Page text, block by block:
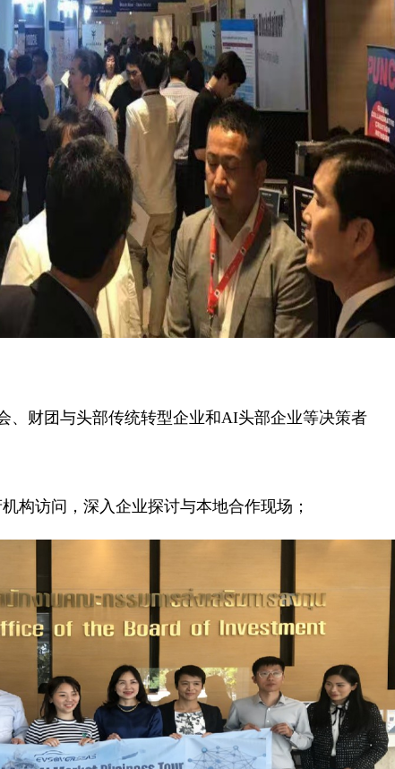
、财团与头部传统转型企业和AI头部企业等决策者
构访问，深入企业探讨与本地合作现场；